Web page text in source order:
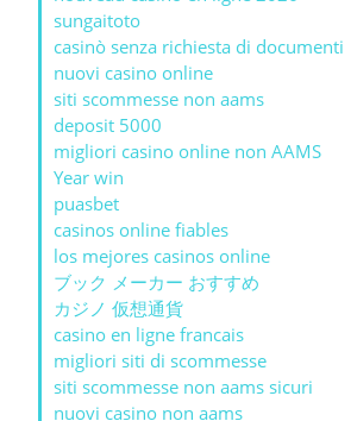
sungaitoto
casinò senza richiesta di documenti
nuovi casino online
siti scommesse non aams
deposit 5000
migliori casino online non AAMS
Year win
puasbet
casinos online fiables
los mejores casinos online
ブック メーカー おすすめ
カジノ 仮想通貨
casino en ligne francais
migliori siti di scommesse
siti scommesse non aams sicuri
nuovi casino non aams